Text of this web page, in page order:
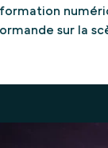
sur la